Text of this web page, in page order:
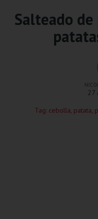
Salteado
27
Tag: cebolla, patata,